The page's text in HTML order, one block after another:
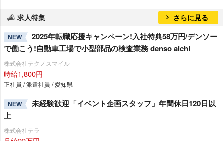
求人特集 さらに見る
NEW
2025年転職応援キャンペーン!入社特典58万円/デンソー
で働こう!自動車工場で小型部品の検査業務 denso aichi
株式会社テクノスマイル
時給1,800円
正社員 / 派遣社員 / 愛知県
NEW
未経験歓迎「イベント企画スタッフ」年間休日120日以
上
株式会社テラ